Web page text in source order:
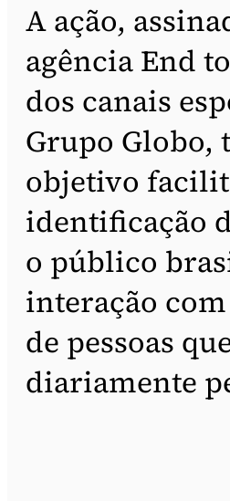
A ação,
agência End
dos canais
Grupo Globo,
objetivo
identificação
o público
interação
de pessoas
diariamente